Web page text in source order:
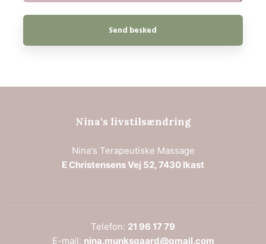
Nin​a's livstilsændring
Nina's Terapeutiske Massage​
E Christensens Vej 52, 7430 Ikast
Telefon: 21 96 17 79​
E-mail: nina.munksgaard@gmail.com